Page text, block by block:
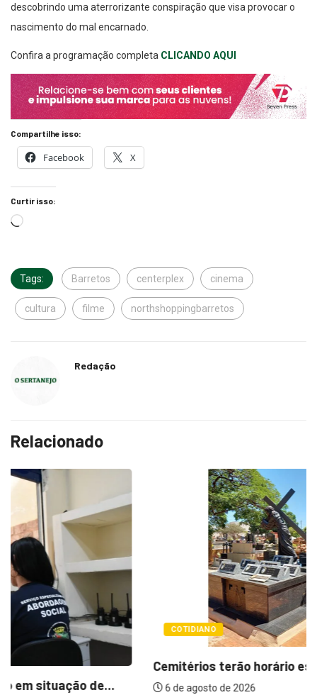
descobrindo uma aterrorizante conspiração que visa provocar o
nascimento do mal encarnado.
Confira a programação completa CLICANDO AQUI
Compartilhe isso:
Facebook X
Curtir isso:
Tags: Barretos centerplex cinema
cultura filme northshoppingbarretos
Redação
Relacionado
COTIDIANO
Cemitérios terão horário especial e missas no...
6 de agosto de 2026